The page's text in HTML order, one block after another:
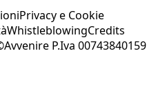
Privacy e Cookie
WhistleblowingCredits
P.Iva 00743840159